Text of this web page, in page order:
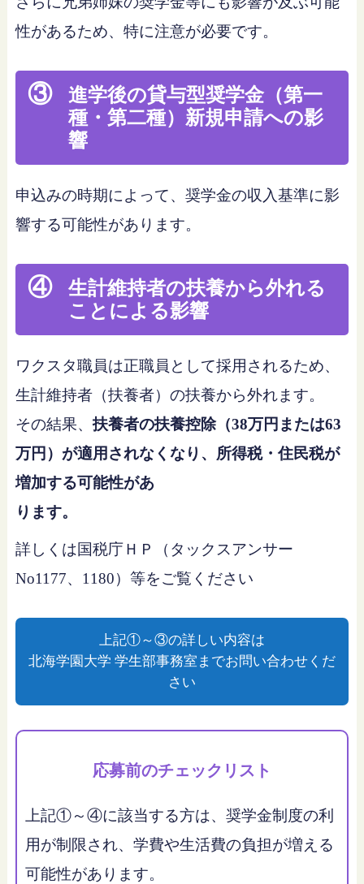
性があるため、特に注意が必要です。
③
進学後の貸与型奨学金（第一
種・第二種）新規申請への影
響
申込みの時期によって、奨学金の収入基準に影
響する可能性があります。
④
生計維持者の扶養から外れる
ことによる影響
ワクスタ職員は正職員として採用されるため、
生計維持者（扶養者）の扶養から外れます。
その結果、扶養者の扶養控除（38万円または63
万円）が適用されなくなり、所得税・住民税が
増加する可能性があ
ります。
詳しくは国税庁ＨＰ（タックスアンサー
No1177、1180）等をご覧ください
上記①～③の詳しい内容は
北海学園大学 学生部事務室までお問い合わせくだ
さい
応募前のチェックリスト
上記①～④に該当する方は、奨学金制度の利
用が制限され、学費や生活費の負担が増える
可能性があります。